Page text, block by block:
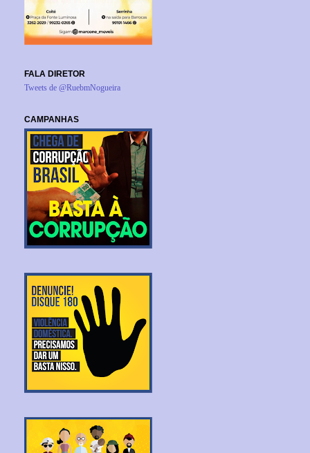
FALA DIRETOR
Tweets de @RuebmNogueira
CAMPANHAS